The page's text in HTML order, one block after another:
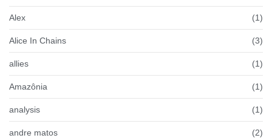
Alex (1)
Alice In Chains (3)
allies (1)
Amazônia (1)
analysis (1)
andre matos (2)